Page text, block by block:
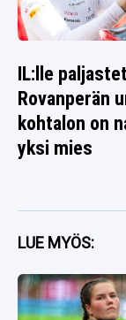
IL:lle
Rovanperän
kohtalon on
yksi mies
LUE MYÖS: